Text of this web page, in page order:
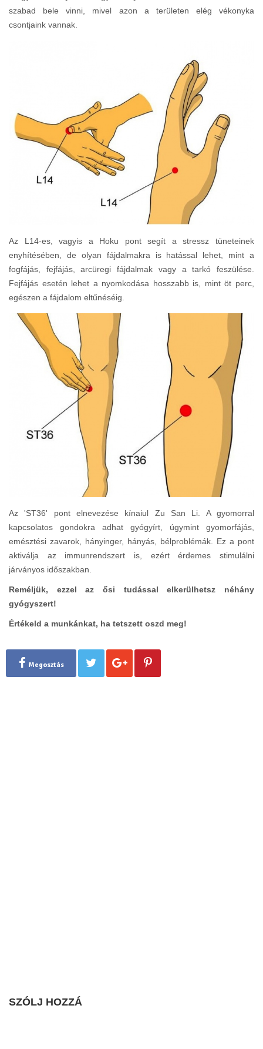
szabad bele vinni, mivel azon a területen elég vékonyka
csontjaink vannak.
Az L14-es, vagyis a Hoku pont segít a stressz tüneteinek
enyhítésében, de olyan fájdalmakra is hatással lehet, mint a
fogfájás, fejfájás, arcüregi fájdalmak vagy a tarkó feszülése.
Fejfájás esetén lehet a nyomkodása hosszabb is, mint öt perc,
egészen a fájdalom eltűnéséig.
Az 'ST36' pont elnevezése kínaiul Zu San Li. A gyomorral
kapcsolatos gondokra adhat gyógyírt, úgymint gyomorfájás,
emésztési zavarok, hányinger, hányás, bélproblémák. Ez a pont
aktiválja az immunrendszert is, ezért érdemes stimulálni
járványos időszakban.
Reméljük, ezzel az ősi tudással elkerülhetsz néhány
gyógyszert!
Értékeld a munkánkat, ha tetszett oszd meg!
Megosztás
SZÓLJ HOZZÁ